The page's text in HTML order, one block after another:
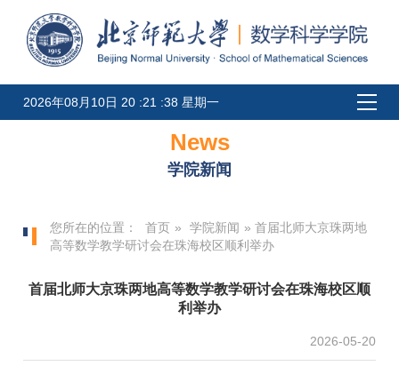
2026年08月10日 20 :21 :38 星期一
News
学院新闻
您所在的位置： 首页 » 学院新闻 » 首届北师大京珠两地
高等数学教学研讨会在珠海校区顺利举办
首届北师大京珠两地高等数学教学研讨会在珠海校区顺
利举办
2026-05-20